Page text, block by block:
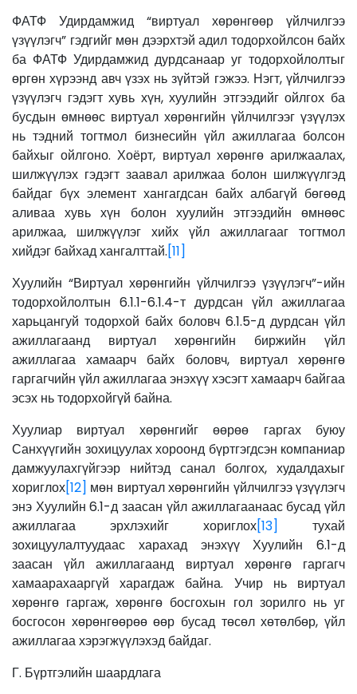
ФАТФ Удирдамжид “виртуал хөрөнгөөр үйлчилгээ
үзүүлэгч” гэдгийг мөн дээрхтэй адил тодорхойлсон байх
ба ФАТФ Удирдамжид дурдсанаар уг тодорхойлолтыг
өргөн хүрээнд авч үзэх нь зүйтэй гэжээ. Нэгт, үйлчилгээ
үзүүлэгч гэдэгт хувь хүн, хуулийн этгээдийг ойлгох ба
бусдын өмнөөс виртуал хөрөнгийн үйлчилгээг үзүүлэх
нь тэдний тогтмол бизнесийн үйл ажиллагаа болсон
байхыг ойлгоно. Хоёрт, виртуал хөрөнгө арилжаалах,
шилжүүлэх гэдэгт заавал арилжаа болон шилжүүлгэд
байдаг бүх элемент хангагдсан байх албагүй бөгөөд
аливаа хувь хүн болон хуулийн этгээдийн өмнөөс
арилжаа, шилжүүлэг хийх үйл ажиллагааг тогтмол
хийдэг байхад хангалттай.[11]
Хуулийн “Виртуал хөрөнгийн үйлчилгээ үзүүлэгч”-ийн
тодорхойлолтын 6.1.1-6.1.4-т дурдсан үйл ажиллагаа
харьцангуй тодорхой байх боловч 6.1.5-д дурдсан үйл
ажиллагаанд виртуал хөрөнгийн биржийн үйл
ажиллагаа хамаарч байх боловч, виртуал хөрөнгө
гаргагчийн үйл ажиллагаа энэхүү хэсэгт хамаарч байгаа
эсэх нь тодорхойгүй байна.
Хуулиар виртуал хөрөнгийг өөрөө гаргах буюу
Санхүүгийн зохицуулах хороонд бүртгэгдсэн компаниар
дамжуулахгүйгээр нийтэд санал болгох, худалдахыг
хориглох[12] мөн виртуал хөрөнгийн үйлчилгээ үзүүлэгч
энэ Хуулийн 6.1-д заасан үйл ажиллагаанаас бусад үйл
ажиллагаа эрхлэхийг хориглох[13]
тухай
зохицуулалтуудаас харахад энэхүү Хуулийн 6.1-д
заасан үйл ажиллагаанд виртуал хөрөнгө гаргагч
хамаарахааргүй харагдаж байна. Учир нь виртуал
хөрөнгө гаргаж, хөрөнгө босгохын гол зорилго нь уг
босгосон хөрөнгөөрөө өөр бусад төсөл хөтөлбөр, үйл
ажиллагаа хэрэгжүүлэхэд байдаг.
Г. Бүртгэлийн шаардлага